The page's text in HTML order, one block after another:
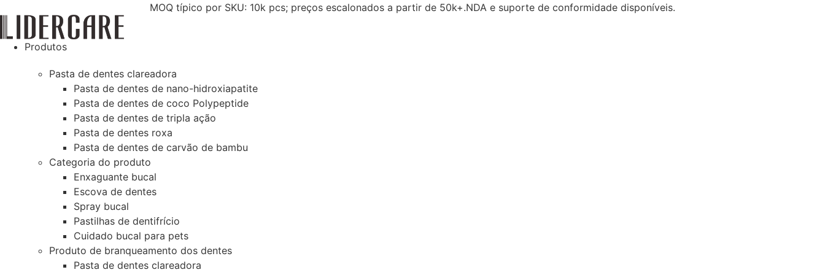
o
conteúdo
MOQ típico por SKU: 10k pcs; preços escalonados a partir de 50k+.NDA e suporte de conformidade disponíveis.
Produtos
Pasta de dentes clareadora
Pasta de dentes de nano-hidroxiapatite
Pasta de dentes de coco Polypeptide
Pasta de dentes de tripla ação
Pasta de dentes roxa
Pasta de dentes de carvão de bambu
Categoria do produto
Enxaguante bucal
Escova de dentes
Spray bucal
Pastilhas de dentifrício
Cuidado bucal para pets
Produto de branqueamento dos dentes
Pasta de dentes clareadora